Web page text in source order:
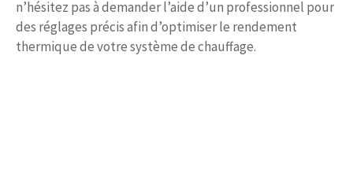
n’hésitez pas à demander l’aide d’un professionnel pour
des réglages précis afin d’optimiser le rendement
thermique de votre système de chauffage.